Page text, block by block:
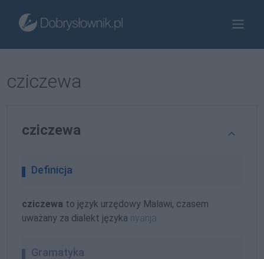
cziczewa
cziczewa
Definicja
cziczewa to język urzędowy Malawi, czasem
uważany za dialekt języka nyanja
Gramatyka